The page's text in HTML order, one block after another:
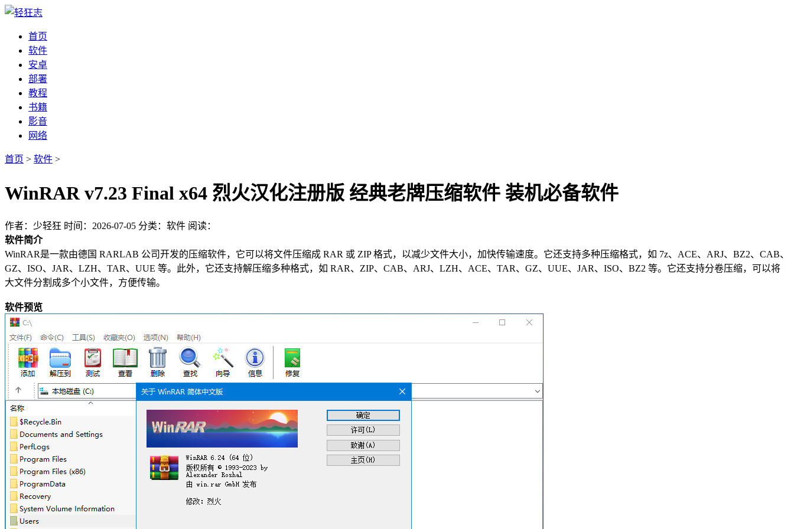
首页
软件
安卓
部署
教程
书籍
影音
网络
首页 > 软件 >
WinRAR v7.23 Final x64 烈火汉化注册版 经典老牌压缩软件 装机必备软件
作者：少轻狂 时间：2026-07-05 分类：软件 阅读：
软件简介
WinRAR是一款由德国 RARLAB 公司开发的压缩软件，它可以将文件压缩成 RAR 或 ZIP 格式，以减少文件大小，加快传输速度。它还支持多种压缩格式，如 7z、ACE、ARJ、BZ2、CAB、
GZ、ISO、JAR、LZH、TAR、UUE 等。此外，它还支持解压缩多种格式，如 RAR、ZIP、CAB、ARJ、LZH、ACE、TAR、GZ、UUE、JAR、ISO、BZ2 等。它还支持分卷压缩，可以将
大文件分割成多个小文件，方便传输。
软件预览